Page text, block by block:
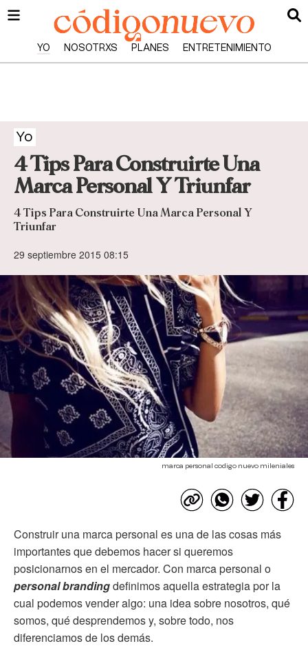
YO NOSOTRXS PLANES ENTRETENIMIENTO
Yo
4 Tips Para Construirte Una
Marca Personal Y Triunfar
4 Tips Para Construirte Una Marca Personal Y
Triunfar
29 septiembre 2015 08:15
marca personal codigo nuevo mileniales
Construir una marca personal es una de las cosas más
importantes que debemos hacer si queremos
posicionarnos en el mercador. Con marca personal o
personal brandingdefinimos aquella estrategia por la
cual podemos vender algo: una idea sobre nosotros, qué
somos, qué desprendemos y, sobre todo, nos
diferenciamos de los demás.